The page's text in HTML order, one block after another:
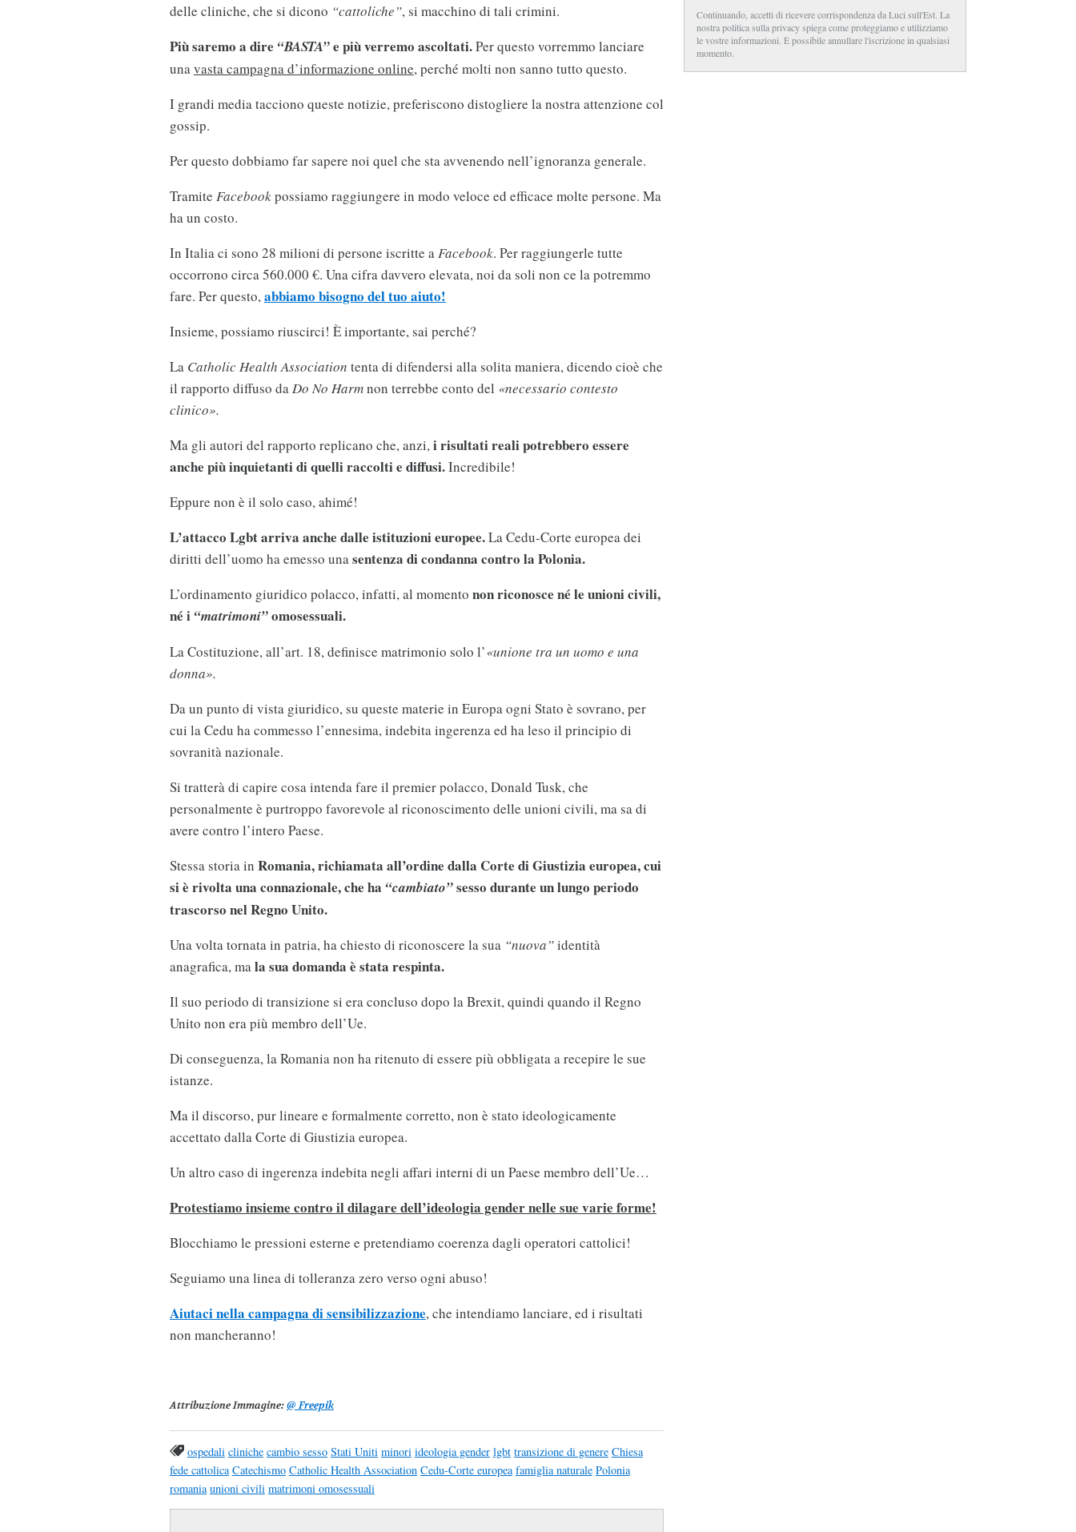
delle cliniche, che si dicono “cattoliche”, si macchino di tali crimini.
Più saremo a dire “BASTA”e più verremo ascoltati.Per questo vorremmo lanciare
unavasta campagna d’informazione online, perché molti non sanno tutto questo.
I grandi media tacciono queste notizie, preferiscono distogliere la nostra attenzione col
gossip.
Per questo dobbiamo far sapere noi quel che sta avvenendo nell’ignoranza generale.
Tramite Facebookpossiamo raggiungere in modo veloce ed efficace molte persone. Ma
ha un costo.
In Italia ci sono 28 milioni di persone iscritte aFacebook. Per raggiungerle tutte
occorrono circa 560.000 €. Una cifra davvero elevata, noi da soli non ce la potremmo
fare. Per questo,abbiamo bisogno del tuo aiuto!
Insieme, possiamo riuscirci! È importante, sai perché?
La Catholic Health Association tenta di difendersi alla solita maniera, dicendo cioè che
il rapporto diffuso daDo No Harmnon terrebbe conto del «necessario contesto
clinico».
Ma gli autori del rapporto replicano che, anzi,i risultati reali potrebbero essere
anche più inquietanti di quelli raccolti e diffusi.Incredibile!
Eppure non è il solo caso, ahimé!
L’attacco Lgbt arriva anche dalle istituzioni europee.La Cedu-Corte europea dei
diritti dell’uomo ha emesso unasentenza di condanna contro la Polonia.
L’ordinamento giuridico polacco, infatti, al momento non riconosce né le unioni civili,
né i “matrimoni”omosessuali.
La Costituzione, all’art. 18, definisce matrimonio solo l’«unione tra un uomo e una
donna».
Da un punto di vista giuridico, su queste materie in Europa ogni Stato è sovrano, per
cui la Cedu ha commesso l’ennesima, indebita ingerenza ed ha leso il principio di
sovranità nazionale.
Si tratterà di capire cosa intenda fare il premier polacco, Donald Tusk, che
personalmente è purtroppo favorevole al riconoscimento delle unioni civili, ma sa di
avere contro l’intero Paese.
Stessa storia in Romania, richiamata all’ordine dalla Corte di Giustizia europea, cui
si è rivolta una connazionale, che ha “cambiato”sesso durante un lungo periodo
trascorso nel Regno Unito.
Una volta tornata in patria, ha chiesto di riconoscere la sua “nuova”identità
anagrafica, mala sua domanda è stata respinta.
Il suo periodo di transizione si era concluso dopo la Brexit, quindi quando il Regno
Unito non era più membro dell’Ue.
Di conseguenza, la Romania non ha ritenuto di essere più obbligata a recepire le sue
istanze.
Ma il discorso, pur lineare e formalmente corretto, non è stato ideologicamente
accettato dalla Corte di Giustizia europea.
Un altro caso di ingerenza indebita negli affari interni di un Paese membro dell’Ue…
Protestiamo insieme contro il dilagare dell’ideologia gender nelle sue varie forme!
Blocchiamo le pressioni esterne e pretendiamo coerenza dagli operatori cattolici!
Seguiamo una linea di tolleranza zero verso ogni abuso!
Aiutaci nella campagna di sensibilizzazione, che intendiamo lanciare, ed i risultati
non mancheranno!
Attribuzione Immagine:@ Freepik
ospedali cliniche cambio sesso Stati Uniti minori ideologia gender lgbt transizione di genere Chiesa
fede cattolica Catechismo Catholic Health Association Cedu-Corte europea famiglia naturale Polonia
romania unioni civili matrimoni omosessuali
Continuando, accetti di ricevere corrispondenza da Luci sull'Est. La
nostra politica sulla privacy spiega come proteggiamo e utilizziamo
le vostre informazioni. È possibile annullare l'iscrizione in qualsiasi
momento.